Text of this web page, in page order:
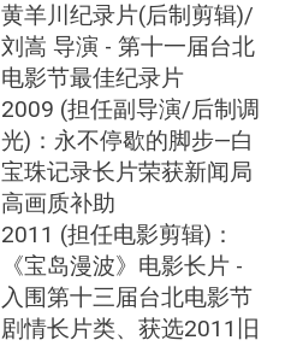
黄羊川纪录片(后制剪辑)/
刘嵩 导演 - 第十一届台北
电影节最佳纪录片
2009 (担任副导演/后制调
光)：永不停歇的脚步—白
宝珠记录长片荣获新闻局
高画质补助
2011 (担任电影剪辑)：
《宝岛漫波》电影长片 -
入围第十三届台北电影节
剧情长片类、获选2011旧